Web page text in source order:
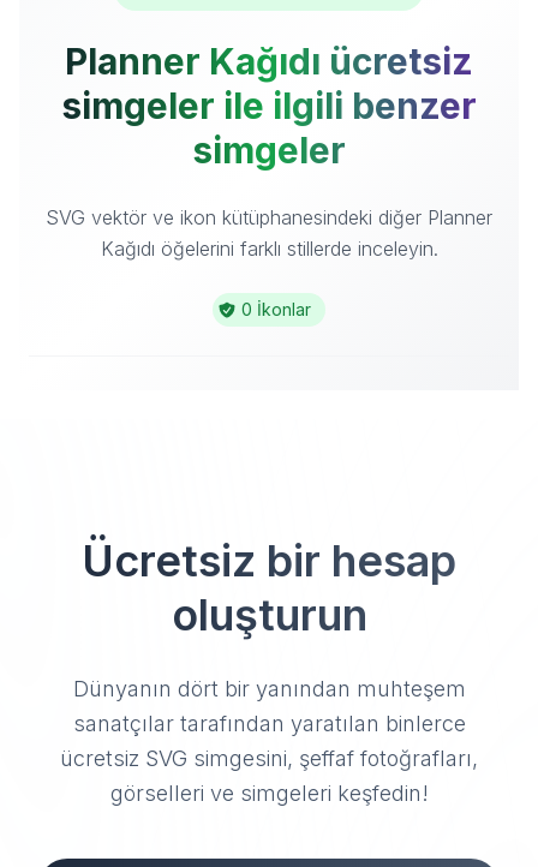
Planner Kağıdı ücretsiz
simgeler ile ilgili benzer
simgeler
SVG vektör ve ikon kütüphanesindeki diğer Planner
Kağıdı öğelerini farklı stillerde inceleyin.
0 İkonlar
Ücretsiz bir hesap
oluşturun
Dünyanın dört bir yanından muhteşem
sanatçılar tarafından yaratılan binlerce
ücretsiz SVG simgesini, şeffaf fotoğrafları,
görselleri ve simgeleri keşfedin!